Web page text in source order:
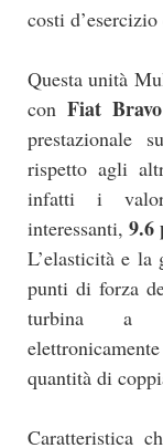
costi
Questa unità
con Fiat Bravo
prestazionale
rispetto agli
infatti i
interessanti, 9.6
L’elasticità e
punti di forza
turbina a
quantità di
Caratteristica